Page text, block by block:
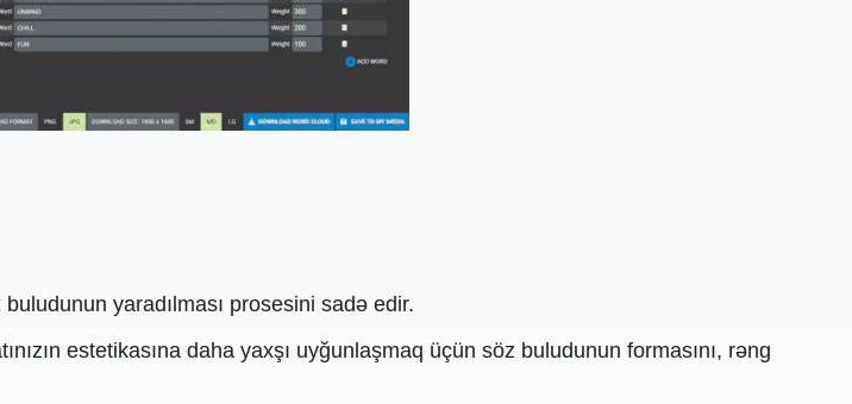
yaradılması prosesini sadə edir.
estetikasına daha yaxşı uyğunlaşmaq üçün söz buludunun formasını, rəng